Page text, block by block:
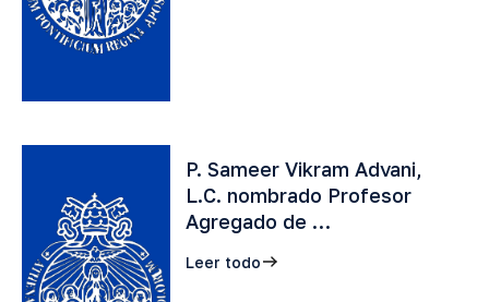
P. Sameer Vikram Advani,
L.C. nombrado Profesor
Agregado de …
Leer todo